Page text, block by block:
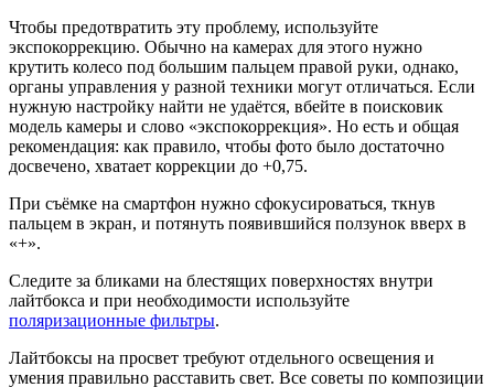
Чтобы предотвратить эту проблему, используйте
экспокоррекцию. Обычно на камерах для этого нужно
крутить колесо под большим пальцем правой руки, однако,
органы управления у разной техники могут отличаться. Если
нужную настройку найти не удаётся, вбейте в поисковик
модель камеры и слово «экспокоррекция». Но есть и общая
рекомендация: как правило, чтобы фото было достаточно
досвечено, хватает коррекции до +0,75.
При съёмке на смартфон нужно сфокусироваться, ткнув
пальцем в экран, и потянуть появившийся ползунок вверх в
«+».
Следите за бликами на блестящих поверхностях внутри
лайтбокса и при необходимости используйте
поляризационные фильтры.
Лайтбоксы на просвет требуют отдельного освещения и
умения правильно расставить свет. Все советы по композиции